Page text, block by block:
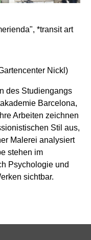
*transit art
Nickl)
des Studiengangs
Barcelona,
Arbeiten zeichnen
Stil aus,
Malerei analysiert
stehen im
Psychologie und
sichtbar.